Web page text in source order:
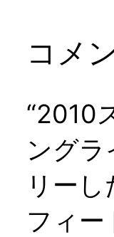
コメ
“2010
ングラ
リー
フィー